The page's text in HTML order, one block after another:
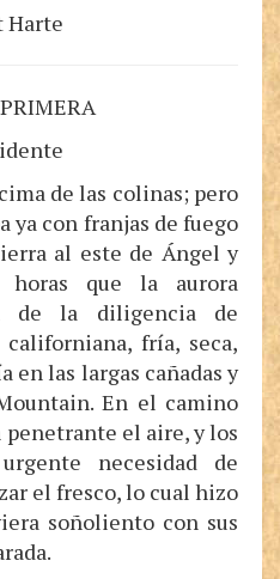
Harte
de las colinas; pero
ya con franjas de fuego
al este de Ángel y
que la aurora
de la diligencia de
fría, seca,
en las largas cañadas y
En el camino
penetrante el aire, y los
necesidad de
el fresco, lo cual hizo
soñoliento con sus